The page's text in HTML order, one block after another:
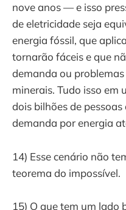
nove anos — e isso
de eletricidade seja
energia fóssil, que
tornarão fáceis e que
demanda ou
minerais. Tudo isso em
dois bilhões de
demanda por energia
14) Esse cenário não
teorema do impossível.
15) O que tem um lado